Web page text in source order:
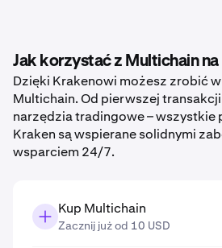
Jak korzystać z Multichain na
Dzięki Krakenowi możesz zrobić
Multichain. Od pierwszej
narzędzia tradingowe – wszystkie
Kraken są wspierane solidnymi
wsparciem 24/7.
Kup Multichain
Zacznij już od 10 USD